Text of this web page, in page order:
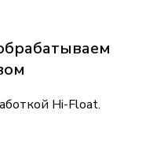
Hi-Float.